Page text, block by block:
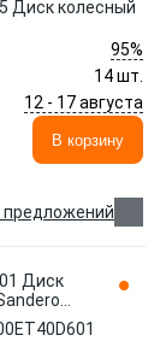
Диск колесный
95%
14 шт.
12 - 17 августа
В корзину
предложений
Диск